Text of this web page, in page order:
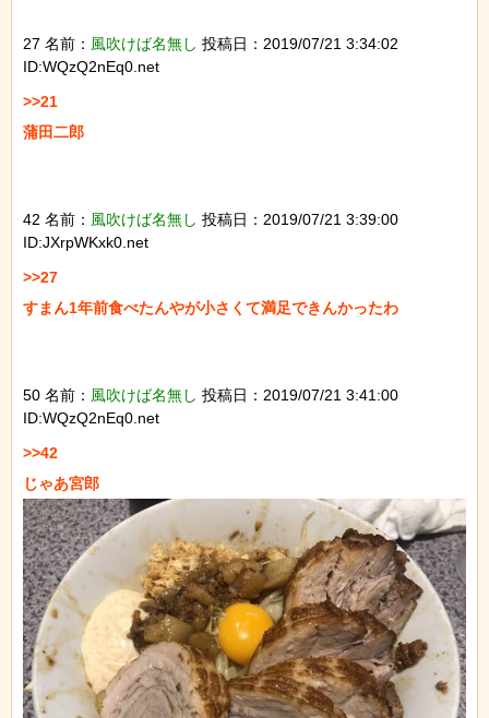
27 名前： 風吹けば名無し 投稿日：2019/07/21 3:34:02
ID:WQzQ2nEq0.net
>>21
蒲田二郎
42 名前： 風吹けば名無し 投稿日：2019/07/21 3:39:00
ID:JXrpWKxk0.net
>>27
すまん1年前食べたんやが小さくて満足できんかったわ
50 名前： 風吹けば名無し 投稿日：2019/07/21 3:41:00
ID:WQzQ2nEq0.net
>>42